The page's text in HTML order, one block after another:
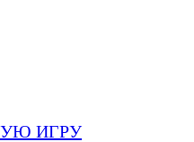
ИГРУ